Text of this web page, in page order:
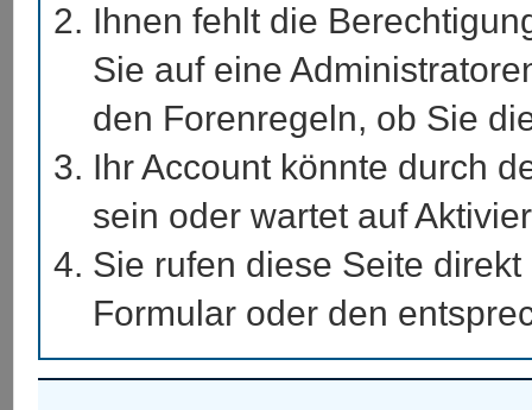
Ihnen fehlt die
Sie auf eine
den Forenregeln, ob Sie
Ihr Account könnte durch
sein oder wartet auf
Sie rufen diese Seite
Formular oder den